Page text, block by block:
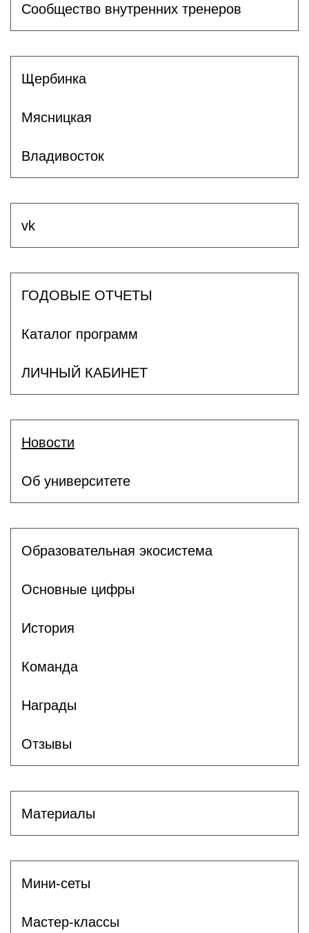
Сообщество внутренних тренеров
Щербинка
Мясницкая
Владивосток
vk
ГОДОВЫЕ ОТЧЕТЫ
Каталог программ
ЛИЧНЫЙ КАБИНЕТ
Новости
Об университете
Образовательная экосистема
Основные цифры
История
Команда
Награды
Отзывы
Материалы
Мини-сеты
Мастер-классы